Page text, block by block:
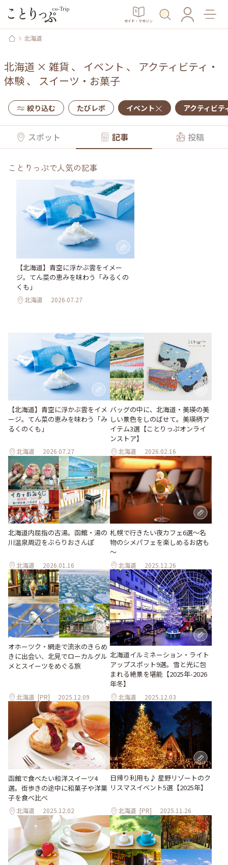
ガイド・マガジン
北海道
北海道 × 雑貨 、 イベント 、 アクティビティ・
体験、 スイーツ・お菓子
絞り込む たびレポ イベント アクティビテ
スポット 記事 投稿
ことりっぷで人気の記事
【北海道】青空に浮かぶ雲をイメー
ジ。てん菜の恵みを味わう「みるくの
くも」
北海道 2026.07.27
【北海道】青空に浮かぶ雲をイメ
ージ。てん菜の恵みを味わう「み
るくのくも」
北海道 2026.07.27
バッグの中に、北海道・美瑛の美
しい景色をしのばせて。美瑛柄ア
イテム3選【ことりっぷオンライ
ンストア】
北海道 2026.02.16
北海道内屈指の古湯。函館・湯の
川温泉周辺をぶらりおさんぽ
北海道 2026.01.16
札幌で行きたい夜カフェ6選～名
物のシメパフェを楽しめるお店も
～
北海道 2025.12.26
オホーツク・網走で流氷のきらめ
きに出会い、北見でローカルグル
メとスイーツをめぐる旅
北海道 [PR] 2025.12.09
北海道イルミネーション・ライト
アップスポット9選。雪と光に包
まれる絶景を堪能【2025年-2026
年冬】
北海道 2025.12.03
函館で食べたい和洋スイーツ4
選。街歩きの途中に和菓子や洋菓
子を食べ比べ
北海道 2025.12.02
日帰り利用も♪ 星野リゾートのク
リスマスイベント5選【2025年】
北海道 [PR] 2025.11.26